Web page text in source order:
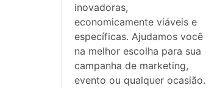
inovadoras,
economicamente viáveis e
específicas. Ajudamos você
na melhor escolha para sua
campanha de marketing,
evento ou qualquer ocasião.